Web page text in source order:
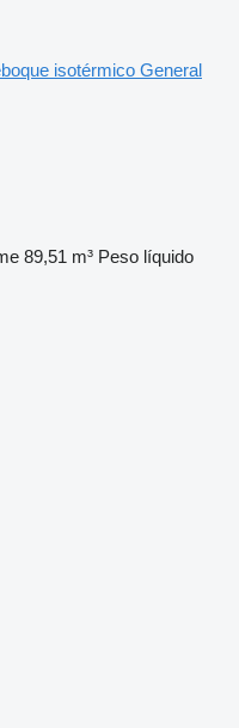
isotérmico General
89,51 m³ Peso líquido